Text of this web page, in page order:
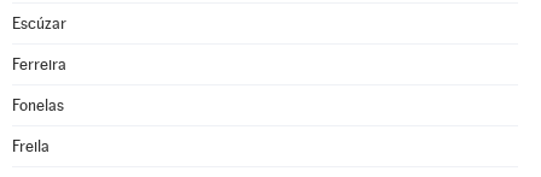
Escúzar
Ferreira
Fonelas
Freila